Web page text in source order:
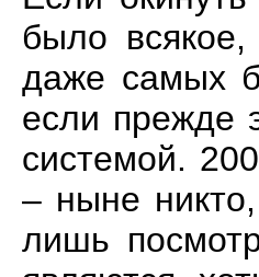
было
даже самых
если прежде
системой.
– ныне
лишь